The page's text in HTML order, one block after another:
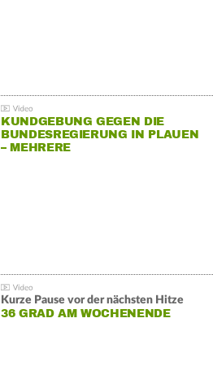
KUNDGEBUNG GEGEN DIE
BUNDESREGIERUNG IN PLAUEN
– MEHRERE
Kurze Pause vor der nächsten Hitze
36 GRAD AM WOCHENENDE